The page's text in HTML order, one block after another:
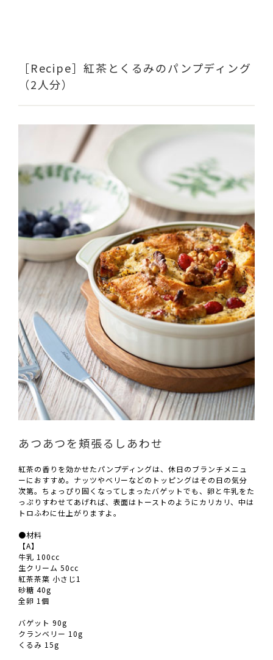
［Recipe］紅茶とくるみのパンプディング
（2人分）
あつあつを頬張るしあわせ
紅茶の香りを効かせたパンプディングは、休日のブランチメニュ
ーにおすすめ。ナッツやベリーなどのトッピングはその日の気分
次第。ちょっぴり固くなってしまったバゲットでも、卵と牛乳をた
っぷりすわせてあげれば、表面はトーストのようにカリカリ、中は
トロふわに仕上がりますよ。
●材料
【A】
牛乳 100cc
生クリーム 50cc
紅茶茶葉 小さじ1
砂糖 40g
全卵 1個
バゲット 90g
クランベリー 10g
くるみ 15g